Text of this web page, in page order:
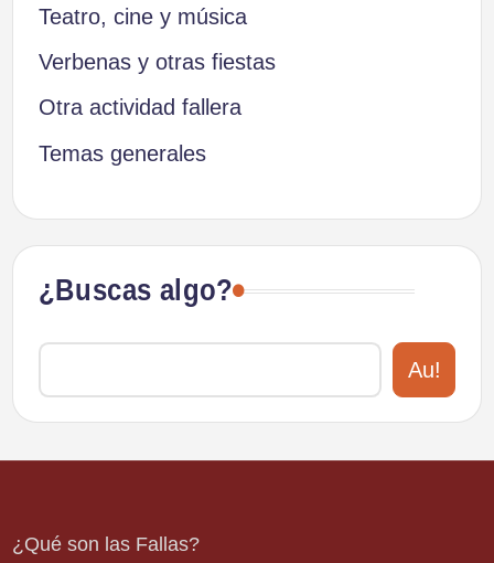
Teatro, cine y música
Verbenas y otras fiestas
Otra actividad fallera
Temas generales
¿Buscas algo?
Au!
¿Qué son las Fallas?